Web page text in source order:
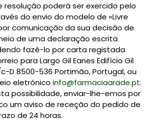
resolução poderá ser exercido pelo
do envio do modelo de «Livre
comunicação da sua decisão de
de uma declaração escrita
fazê-lo por carta registada
para Largo Gil Eanes Edifício Gil
D 8500-536 Portimão, Portugal, ou
eletrónico info@farmaciaarade.pt.
possibilidade, enviar-lhe-emos por
um aviso de receção do pedido de
de 24 horas.